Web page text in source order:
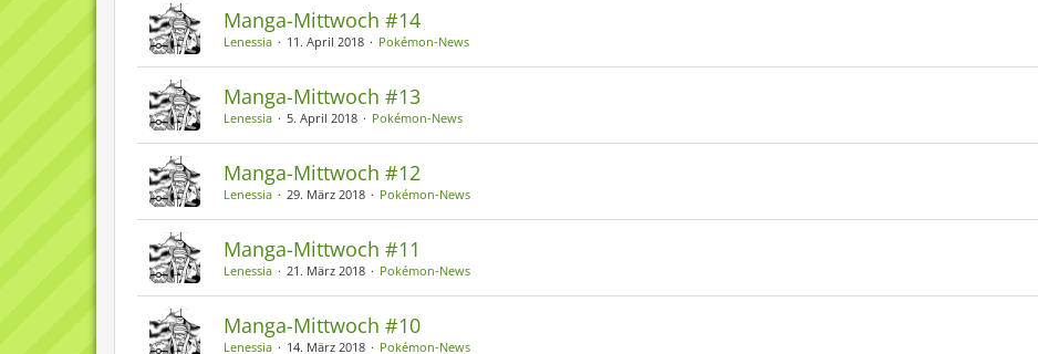
Manga-Mittwoch #14
Lenessia 11. April 2018 Pokémon-News
Manga-Mittwoch #13
Lenessia 5. April 2018 Pokémon-News
Manga-Mittwoch #12
Lenessia 29. März 2018 Pokémon-News
Manga-Mittwoch #11
Lenessia 21. März 2018 Pokémon-News
Manga-Mittwoch #10
Lenessia 14. März 2018 Pokémon-News